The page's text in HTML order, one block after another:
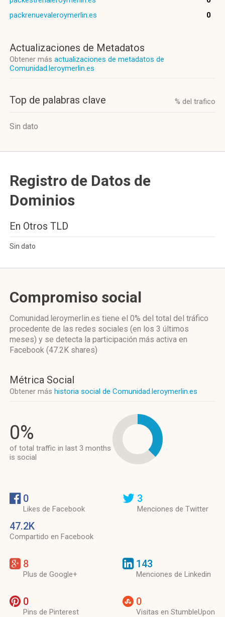
packrenuevaleroymerlin.es
0
Actualizaciones de Metadatos
Obtener más actualizaciones de metadatos de
Comunidad.leroymerlin.es
Top de palabras clave % del trafico
Sin dato
Registro de Datos de
Dominios
En Otros TLD
Sin dato
Compromiso social
Comunidad.leroymerlin.es tiene el 0% del total del tráfico
procedente de las redes sociales (en los 3 últimos
meses) y se detecta la participación más activa en
Facebook (47.2K shares)
Métrica Social
Obtener más historia social de Comunidad.leroymerlin.es
0%
of total traffic in last 3 months
is social
0
Likes de Facebook
47.2K
Compartido en Facebook
3
Menciones de Twitter
8
Plus de Google+
143
Menciones de Linkedin
0
Pins de Pinterest
0
Visitas en StumbleUpon